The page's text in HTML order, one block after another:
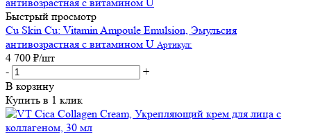
Быстрый просмотр
Cu Skin Cu: Vitamin Ampoule Emulsion, Эмульсия
антивозрастная с витамином U Артикул:
4 700 ₽/шт
-
+
В корзину
Купить в 1 клик